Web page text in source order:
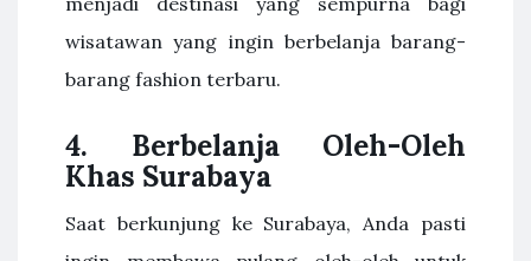
wisatawan yang ingin berbelanja barang-
barang fashion terbaru.
4. Berbelanja Oleh-Oleh
Khas Surabaya
Saat berkunjung ke Surabaya, Anda pasti